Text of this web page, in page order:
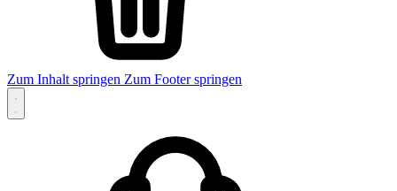
Zum Inhalt springen Zum Footer springen